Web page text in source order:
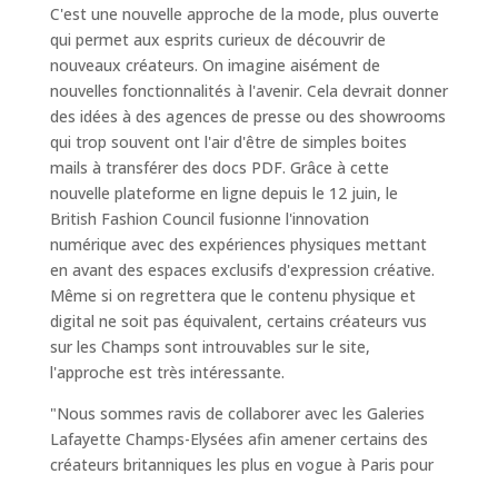
C'est une nouvelle approche de la mode, plus ouverte
qui permet aux esprits curieux de découvrir de
nouveaux créateurs. On imagine aisément de
nouvelles fonctionnalités à l'avenir. Cela devrait donner
des idées à des agences de presse ou des showrooms
qui trop souvent ont l'air d'être de simples boites
mails à transférer des docs PDF. Grâce à cette
nouvelle plateforme en ligne depuis le 12 juin, le
British Fashion Council fusionne l'innovation
numérique avec des expériences physiques mettant
en avant des espaces exclusifs d'expression créative.
Même si on regrettera que le contenu physique et
digital ne soit pas équivalent, certains créateurs vus
sur les Champs sont introuvables sur le site,
l'approche est très intéressante.
"Nous sommes ravis de collaborer avec les Galeries
Lafayette Champs-Elysées afin amener certains des
créateurs britanniques les plus en vogue à Paris pour